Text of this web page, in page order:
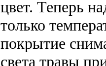
цвет. Теперь
только
покрытие
света травы